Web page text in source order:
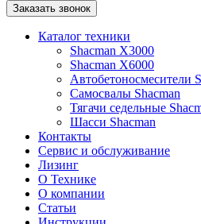
Заказать звонок
Каталог техники
Shacman X3000
Shacman X6000
Автобетоносмесители
Самосвалы Shacman
Тягачи седельные
Шасси Shacman
Контакты
Сервис и обслуживание
Лизинг
О Технике
О компании
Статьи